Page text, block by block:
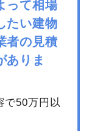
って相場
たい建物
者の見積
ありま
で50万円以